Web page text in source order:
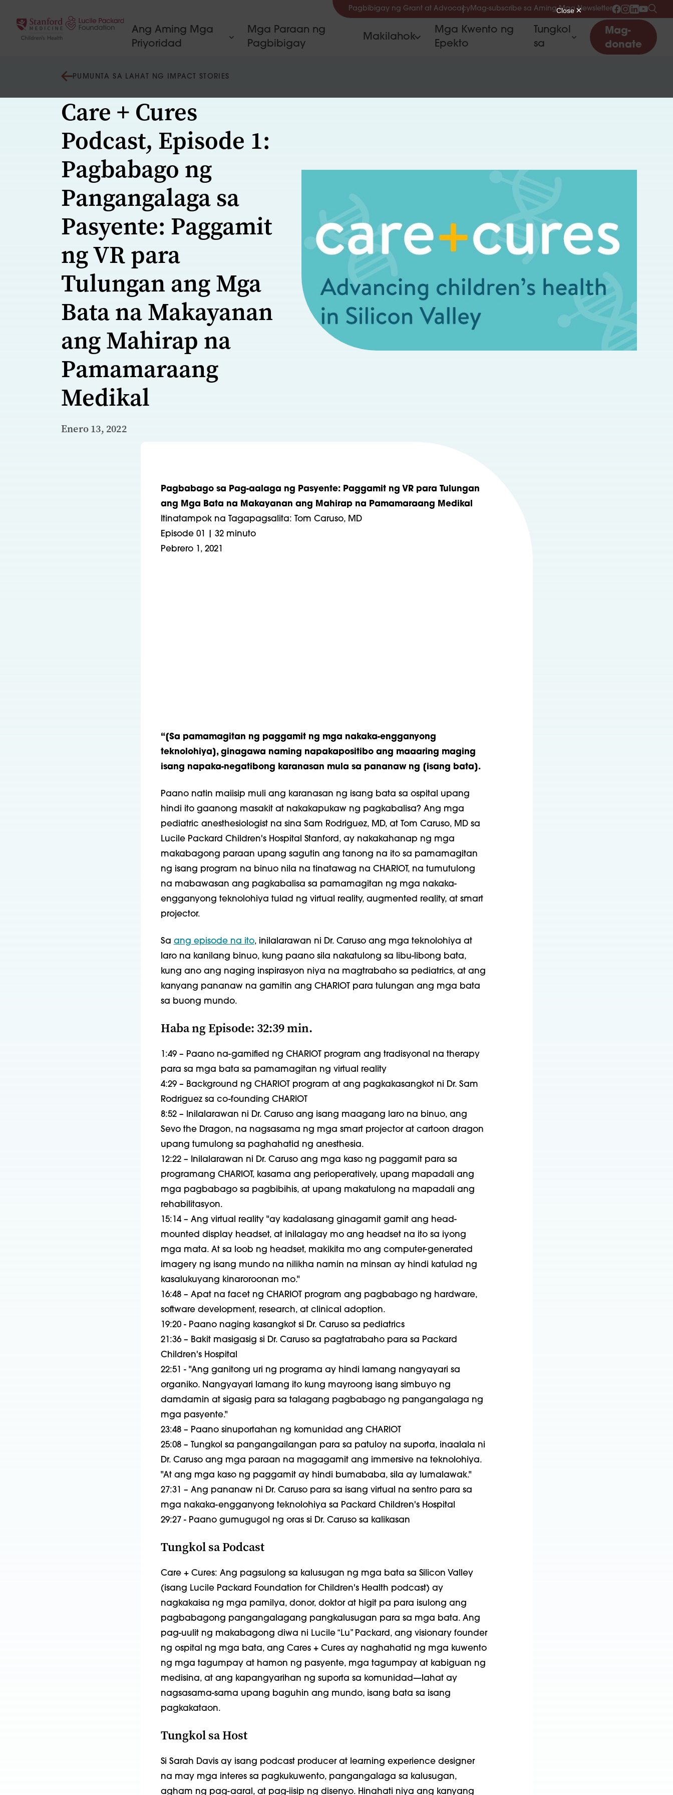
Pagbibigay ng Grant at AdvocacyMag-subscribe sa Aming Mga Newsletter
Ang Aming Mga
Priyoridad
Mga Paraan ng
Pagbibigay
Makilahok
Mga Kwento ng
Epekto
Tungkol
sa
Mag-
donate
PUMUNTA SA LAHAT NG IMPACT STORIES
Care + Cures
Podcast, Episode 1:
Pagbabago ng
Pangangalaga sa
Pasyente: Paggamit
ng VR para
Tulungan ang Mga
Bata na Makayanan
ang Mahirap na
Pamamaraang
Medikal
Enero 13, 2022
Pagbabago sa Pag-aalaga ng Pasyente: Paggamit ng VR para Tulungan
ang Mga Bata na Makayanan ang Mahirap na Pamamaraang Medikal
Itinatampok na Tagapagsalita: Tom Caruso, MD
Episode 01 | 32 minuto
Pebrero 1, 2021
“[Sa pamamagitan ng paggamit ng mga nakaka-engganyong
teknolohiya], ginagawa naming napakapositibo ang maaaring maging
isang napaka-negatibong karanasan mula sa pananaw ng [isang bata].
Paano natin maiisip muli ang karanasan ng isang bata sa ospital upang
hindi ito gaanong masakit at nakakapukaw ng pagkabalisa? Ang mga
pediatric anesthesiologist na sina Sam Rodriguez, MD, at Tom Caruso, MD sa
Lucile Packard Children's Hospital Stanford, ay nakakahanap ng mga
makabagong paraan upang sagutin ang tanong na ito sa pamamagitan
ng isang program na binuo nila na tinatawag na CHARIOT, na tumutulong
na mabawasan ang pagkabalisa sa pamamagitan ng mga nakaka-
engganyong teknolohiya tulad ng virtual reality, augmented reality, at smart
projector.
Sa ang episode na ito, inilalarawan ni Dr. Caruso ang mga teknolohiya at
laro na kanilang binuo, kung paano sila nakatulong sa libu-libong bata,
kung ano ang naging inspirasyon niya na magtrabaho sa pediatrics, at ang
kanyang pananaw na gamitin ang CHARIOT para tulungan ang mga bata
sa buong mundo.
Haba ng Episode: 32:39 min.
1:49 – Paano na-gamified ng CHARIOT program ang tradisyonal na therapy
para sa mga bata sa pamamagitan ng virtual reality
4:29 – Background ng CHARIOT program at ang pagkakasangkot ni Dr. Sam
Rodriguez sa co-founding CHARIOT
8:52 – Inilalarawan ni Dr. Caruso ang isang maagang laro na binuo, ang
Sevo the Dragon, na nagsasama ng mga smart projector at cartoon dragon
upang tumulong sa paghahatid ng anesthesia.
12:22 – Inilalarawan ni Dr. Caruso ang mga kaso ng paggamit para sa
programang CHARIOT, kasama ang perioperatively, upang mapadali ang
mga pagbabago sa pagbibihis, at upang makatulong na mapadali ang
rehabilitasyon.
15:14 – Ang virtual reality "ay kadalasang ginagamit gamit ang head-
mounted display headset, at inilalagay mo ang headset na ito sa iyong
mga mata. At sa loob ng headset, makikita mo ang computer-generated
imagery ng isang mundo na nilikha namin na minsan ay hindi katulad ng
kasalukuyang kinaroroonan mo."
16:48 – Apat na facet ng CHARIOT program ang pagbabago ng hardware,
software development, research, at clinical adoption.
19:20 - Paano naging kasangkot si Dr. Caruso sa pediatrics
21:36 – Bakit masigasig si Dr. Caruso sa pagtatrabaho para sa Packard
Children's Hospital
22:51 - "Ang ganitong uri ng programa ay hindi lamang nangyayari sa
organiko. Nangyayari lamang ito kung mayroong isang simbuyo ng
damdamin at sigasig para sa talagang pagbabago ng pangangalaga ng
mga pasyente."
23:48 – Paano sinuportahan ng komunidad ang CHARIOT
25:08 – Tungkol sa pangangailangan para sa patuloy na suporta, inaalala ni
Dr. Caruso ang mga paraan na magagamit ang immersive na teknolohiya.
"At ang mga kaso ng paggamit ay hindi bumababa, sila ay lumalawak."
27:31 – Ang pananaw ni Dr. Caruso para sa isang virtual na sentro para sa
mga nakaka-engganyong teknolohiya sa Packard Children's Hospital
29:27 - Paano gumugugol ng oras si Dr. Caruso sa kalikasan
Tungkol sa Podcast
Care + Cures: Ang pagsulong sa kalusugan ng mga bata sa Silicon Valley
(isang Lucile Packard Foundation for Children's Health podcast) ay
nagkakaisa ng mga pamilya, donor, doktor at higit pa para isulong ang
pagbabagong pangangalagang pangkalusugan para sa mga bata. Ang
pag-uulit ng makabagong diwa ni Lucile “Lu” Packard, ang visionary founder
ng ospital ng mga bata, ang Cares + Cures ay naghahatid ng mga kuwento
ng mga tagumpay at hamon ng pasyente, mga tagumpay at kabiguan ng
medisina, at ang kapangyarihan ng suporta sa komunidad—lahat ay
nagsasama-sama upang baguhin ang mundo, isang bata sa isang
pagkakataon.
Tungkol sa Host
Si Sarah Davis ay isang podcast producer at learning experience designer
na may mga interes sa pagkukuwento, pangangalaga sa kalusugan,
agham ng pag-aaral, at pag-iisip ng disenyo. Hinahati niya ang kanyang